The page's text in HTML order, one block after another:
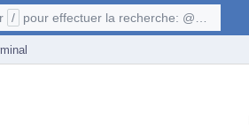
/ pour effectuer la recherche: @user, $symbol, ...